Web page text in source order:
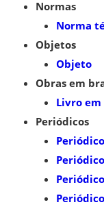
Normas
Norma
Objetos
Objeto
Obras em
Livro
Periódicos